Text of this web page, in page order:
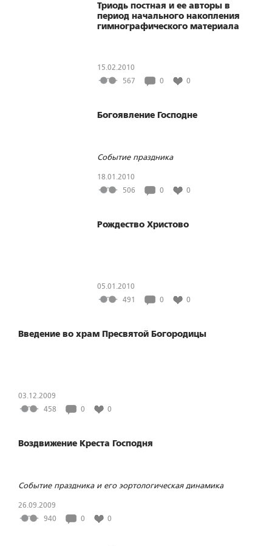
Триодь постная и ее авторы в
период начального накопления
гимнографического материала
15.02.2010
567
0 0
Богоявление Господне
Событие праздника
18.01.2010
506
0 0
Рождество Христово
05.01.2010
491
0 0
Введение во храм Пресвятой Богородицы
03.12.2009
458
0 0
Воздвижение Креста Господня
Событие праздника и его эортологическая динамика
26.09.2009
940
0 0